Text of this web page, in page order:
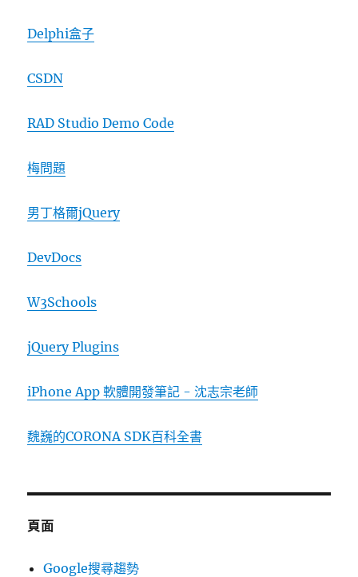
Delphi盒子
CSDN
RAD Studio Demo Code
梅問題
男丁格爾jQuery
DevDocs
W3Schools
jQuery Plugins
iPhone App 軟體開發筆記 - 沈志宗老師
魏巍的CORONA SDK百科全書
頁面
Google搜尋趨勢